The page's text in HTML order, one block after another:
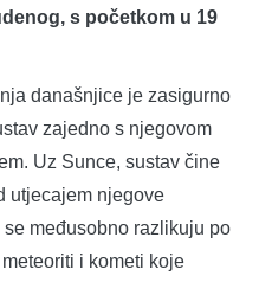
s početkom u 19
današnjice je zasigurno
zajedno s njegovom
Uz Sunce, sustav čine
utjecajem njegove
međusobno razlikuju po
i kometi koje